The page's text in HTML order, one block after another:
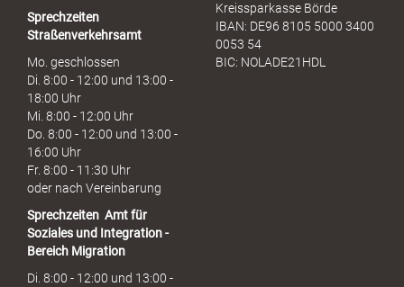
Sprechzeiten
Straßenverkehrsamt
Mo. geschlossen
Di. 8:00 - 12:00 und 13:00 -
18:00 Uhr
Mi. 8:00 - 12:00 Uhr
Do. 8:00 - 12:00 und 13:00 -
16:00 Uhr
Fr. 8:00 - 11:30 Uhr
oder nach Vereinbarung
Sprechzeiten Amt für
Soziales und Integration -
Bereich Migration
Di. 8:00 - 12:00 und 13:00 -
Kreissparkasse Börde
IBAN: DE96 8105 5000 3400
0053 54
BIC: NOLADE21HDL